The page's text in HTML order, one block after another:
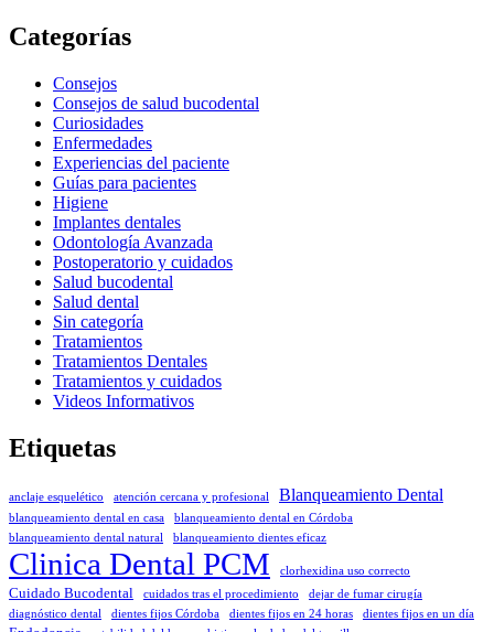
Categorías
Consejos
Consejos de salud bucodental
Curiosidades
Enfermedades
Experiencias del paciente
Guías para pacientes
Higiene
Implantes dentales
Odontología Avanzada
Postoperatorio y cuidados
Salud bucodental
Salud dental
Sin categoría
Tratamientos
Tratamientos Dentales
Tratamientos y cuidados
Videos Informativos
Etiquetas
anclaje esquelético atención cercana y profesional Blanqueamiento Dental
blanqueamiento dental en casa
blanqueamiento dental en Córdoba
blanqueamiento dental natural
blanqueamiento dientes eficaz
Clinica Dental PCM clorhexidina uso correcto
Cuidado Bucodental cuidados tras el procedimiento
dejar de fumar cirugía
diagnóstico dental
dientes fijos Córdoba dientes fijos en 24 horas dientes fijos en un día